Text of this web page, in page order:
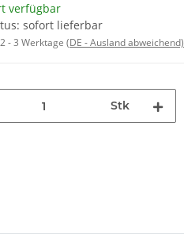
verfügbar
sofort lieferbar
2 - 3 Werktage (DE - Ausland abweichend)
Stk